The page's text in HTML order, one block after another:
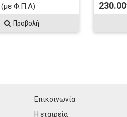
(με Φ.Π.Α)
Προβολή
Επικοινωνία
Η εταιρεία